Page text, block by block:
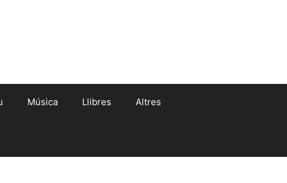
Música Llibres Altres